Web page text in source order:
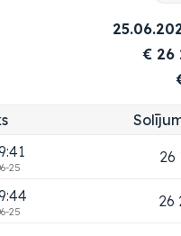
€ 26
25
25
26
25
26
25
26